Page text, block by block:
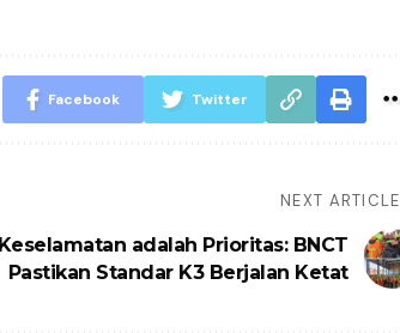
Facebook Twitter
NEXT ARTICLE
Keselamatan adalah Prioritas: BNCT
Pastikan Standar K3 Berjalan Ketat